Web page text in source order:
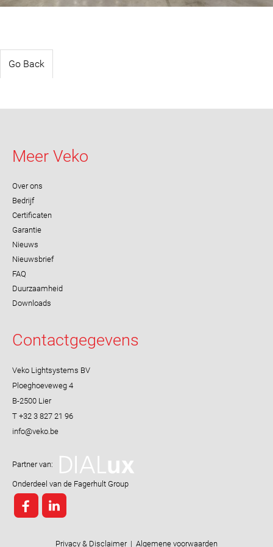
Go Back
Meer Veko
Over ons
Bedrijf
Certificaten
Garantie
Nieuws
Nieuwsbrief
FAQ
Duurzaamheid
Downloads
Contactgegevens
Veko Lightsystems BV
Ploeghoeveweg 4
B-2500 Lier
T +32 3 827 21 96
Partner van:
Onderdeel van de Fagerhult Group
Privacy & Disclaimer | Algemene voorwaarden